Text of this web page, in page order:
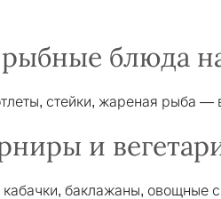
блюда
стейки, жареная рыба
и
баклажаны, овощные